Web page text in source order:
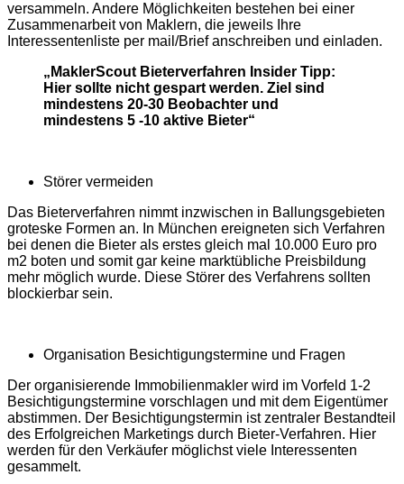
versammeln. Andere Möglichkeiten bestehen bei einer
Zusammenarbeit von Maklern, die jeweils Ihre
Interessentenliste per mail/Brief anschreiben und einladen.
„MaklerScout Bieterverfahren Insider Tipp:
Hier sollte nicht gespart werden. Ziel sind
mindestens 20-30 Beobachter und
mindestens 5 -10 aktive Bieter“
Störer vermeiden
Das Bieterverfahren nimmt inzwischen in Ballungsgebieten
groteske Formen an. In München ereigneten sich Verfahren
bei denen die Bieter als erstes gleich mal 10.000 Euro pro
m2 boten und somit gar keine marktübliche Preisbildung
mehr möglich wurde. Diese Störer des Verfahrens sollten
blockierbar sein.
Organisation Besichtigungstermine und Fragen
Der organisierende Immobilienmakler wird im Vorfeld 1-2
Besichtigungstermine vorschlagen und mit dem Eigentümer
abstimmen. Der Besichtigungstermin ist zentraler Bestandteil
des Erfolgreichen Marketings durch Bieter-Verfahren. Hier
werden für den Verkäufer möglichst viele Interessenten
gesammelt.